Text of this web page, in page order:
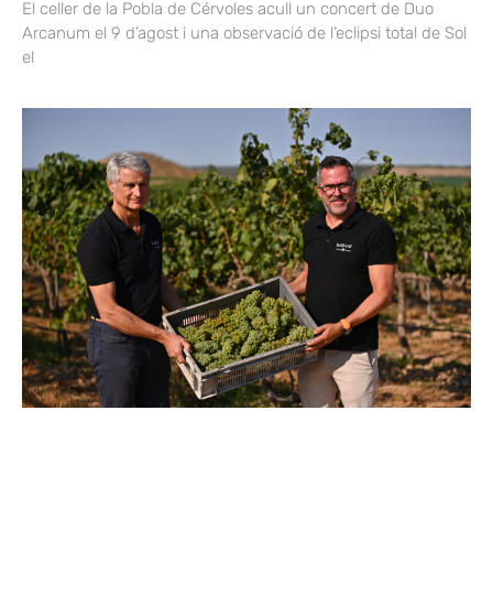
El celler de la Pobla de Cérvoles acull un concert de Duo
Arcanum el 9 d’agost i una observació de l’eclipsi total de Sol
el